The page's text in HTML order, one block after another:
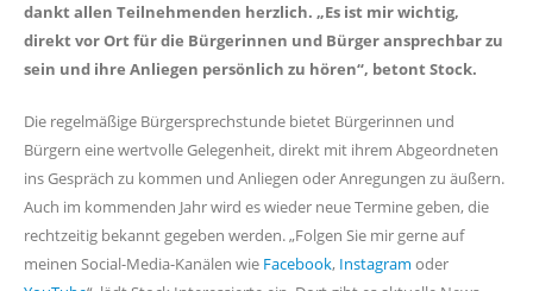
dankt allen Teilnehmenden herzlich. „Es ist mir wichtig,
direkt vor Ort für die Bürgerinnen und Bürger ansprechbar zu
sein und ihre Anliegen persönlich zu hören“, betont Stock.
Die regelmäßige Bürgersprechstunde bietet Bürgerinnen und
Bürgern eine wertvolle Gelegenheit, direkt mit ihrem Abgeordneten
ins Gespräch zu kommen und Anliegen oder Anregungen zu äußern.
Auch im kommenden Jahr wird es wieder neue Termine geben, die
rechtzeitig bekannt gegeben werden. „Folgen Sie mir gerne auf
meinen Social-Media-Kanälen wie Facebook, Instagram oder